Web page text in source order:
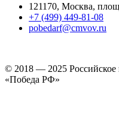
121170, Москва,
+7 (499) 449-81-08
pobedarf@cmvov.ru
© 2018 — 2025 Российское
«Победа РФ»